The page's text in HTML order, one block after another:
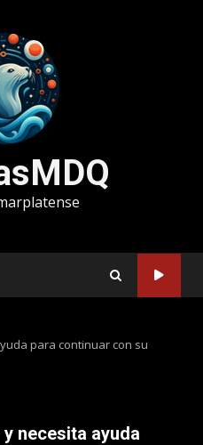
para continuar con su
necesita ayuda